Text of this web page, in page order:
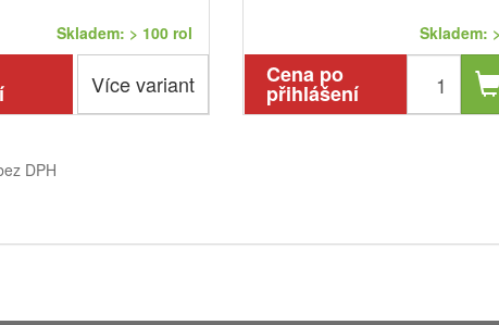
Skladem: > 100 rol
Více variant
Skladem:
Cena po
přihlášení
DPH